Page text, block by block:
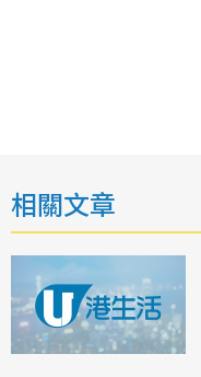
相關文章